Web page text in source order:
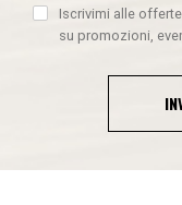
Iscrivimi alle
su promozioni,